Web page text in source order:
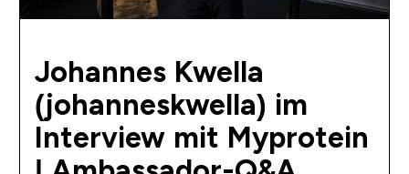
Johannes Kwella
(johanneskwella) im
Interview mit Myprotein